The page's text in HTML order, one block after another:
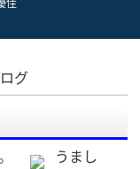
佳
グ
うまし